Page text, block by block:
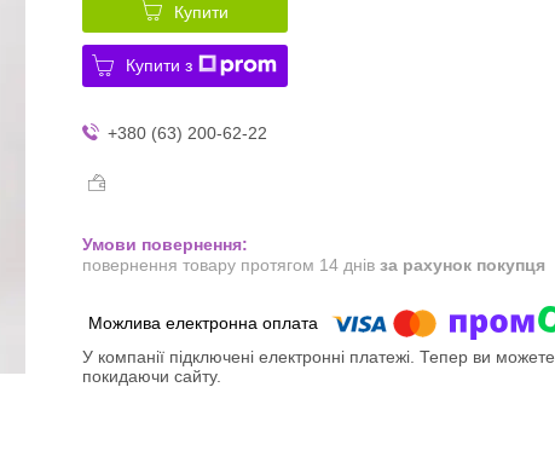
Купити
Купити з
+380 (63) 200-62-22
повернення товару протягом 14 днів за рахунок покупця
У компанії підключені електронні платежі. Тепер ви
покидаючи сайту.